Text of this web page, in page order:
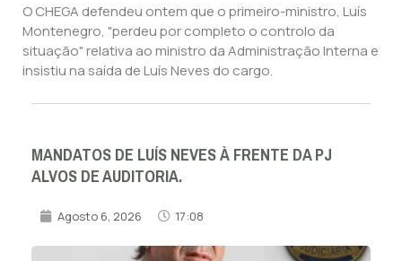
O CHEGA defendeu ontem que o primeiro-ministro, Luís
Montenegro, "perdeu por completo o controlo da
situação" relativa ao ministro da Administração Interna e
insistiu na saída de Luís Neves do cargo.
MANDATOS DE LUÍS NEVES À FRENTE DA PJ
ALVOS DE AUDITORIA.
Agosto 6, 2026 17:08